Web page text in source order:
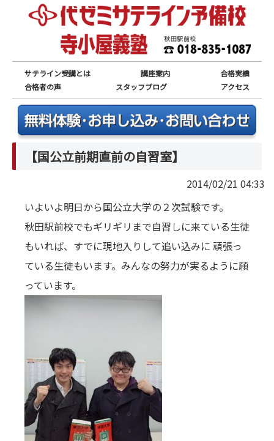
サテライン受講とは 講座案内
合格実績
合格者の声
スタッフブログ アクセス
【国公立前期直前の自習室】
2014/02/21 04:33
いよいよ明日から国公立大学の２次試験です。
秋田駅前校でもギリギリまで自習しに来ている生徒
もいれば、すでに現地入りして追い込みに 頑張っ
ている生徒もいます。みんなの努力が実るように願
っています。